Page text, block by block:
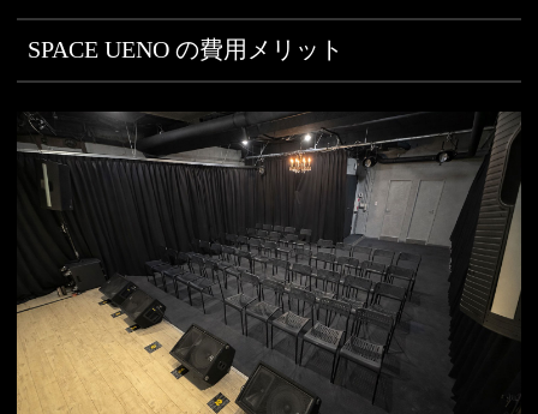
SPACE UENO の費用メリット